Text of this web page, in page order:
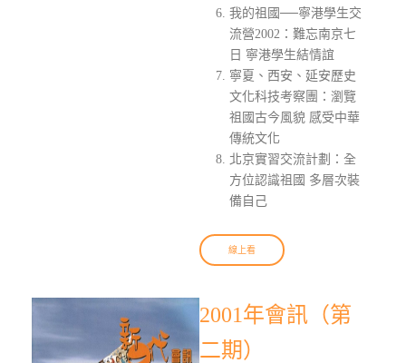
我的祖國──寧港學生交
流營2002：難忘南京七
日 寧港學生結情誼
寧夏、西安、延安歷史
文化科技考察團：瀏覽
祖國古今風貌 感受中華
傳統文化
北京實習交流計劃：全
方位認識祖國 多層次裝
備自己
線上看
2001年會訊（第
二期）